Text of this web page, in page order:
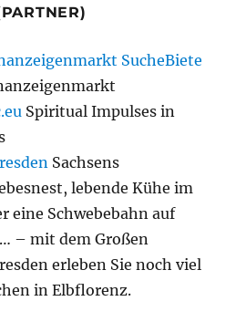
SucheBiete
Spiritual Impulses in
Sachsens
lebende Kühe im
eine Schwebebahn auf
– mit dem Großen
erleben Sie noch viel
in Elbflorenz.